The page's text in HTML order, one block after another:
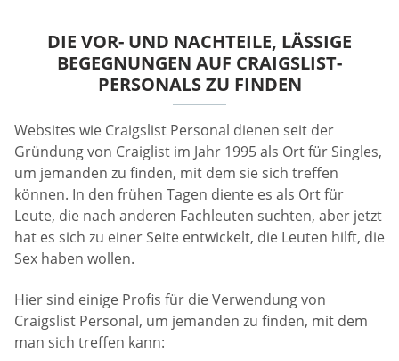
DIE VOR- UND NACHTEILE, LÄSSIGE
BEGEGNUNGEN AUF CRAIGSLIST-
PERSONALS ZU FINDEN
Websites wie Craigslist Personal dienen seit der
Gründung von Craiglist im Jahr 1995 als Ort für Singles,
um jemanden zu finden, mit dem sie sich treffen
können. In den frühen Tagen diente es als Ort für
Leute, die nach anderen Fachleuten suchten, aber jetzt
hat es sich zu einer Seite entwickelt, die Leuten hilft, die
Sex haben wollen.
Hier sind einige Profis für die Verwendung von
Craigslist Personal, um jemanden zu finden, mit dem
man sich treffen kann: